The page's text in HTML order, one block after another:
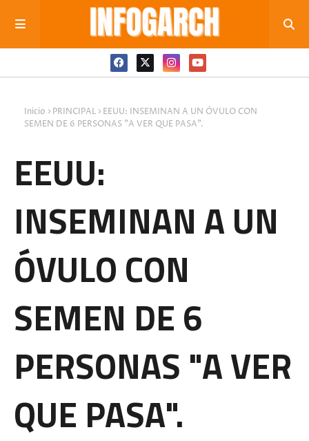
Inicio PRINCIPAL
EEUU: INSEMINAN A UN ÓVULO CON
SEMEN DE 6 PERSONAS "A VER QUE PASA".
EEUU:
INSEMINAN A UN
ÓVULO CON
SEMEN DE 6
PERSONAS "A VER
QUE PASA".